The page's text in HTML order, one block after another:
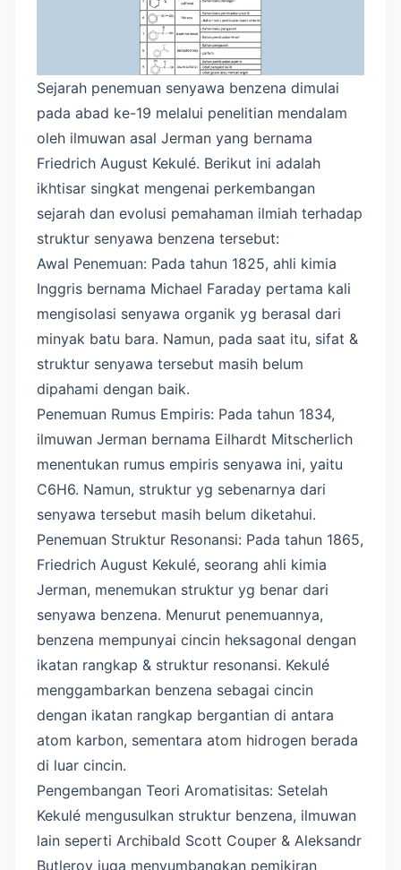
Sejarah penemuan senyawa benzena dimulai
pada abad ke-19 melalui penelitian mendalam
oleh ilmuwan asal Jerman yang bernama
Friedrich August Kekulé. Berikut ini adalah
ikhtisar singkat mengenai perkembangan
sejarah dan evolusi pemahaman ilmiah terhadap
struktur senyawa benzena tersebut:
Awal Penemuan: Pada tahun 1825, ahli kimia
Inggris bernama Michael Faraday pertama kali
mengisolasi senyawa organik yg berasal dari
minyak batu bara. Namun, pada saat itu, sifat &
struktur senyawa tersebut masih belum
dipahami dengan baik.
Penemuan Rumus Empiris: Pada tahun 1834,
ilmuwan Jerman bernama Eilhardt Mitscherlich
menentukan rumus empiris senyawa ini, yaitu
C6H6. Namun, struktur yg sebenarnya dari
senyawa tersebut masih belum diketahui.
Penemuan Struktur Resonansi: Pada tahun 1865,
Friedrich August Kekulé, seorang ahli kimia
Jerman, menemukan struktur yg benar dari
senyawa benzena. Menurut penemuannya,
benzena mempunyai cincin heksagonal dengan
ikatan rangkap & struktur resonansi. Kekulé
menggambarkan benzena sebagai cincin
dengan ikatan rangkap bergantian di antara
atom karbon, sementara atom hidrogen berada
di luar cincin.
Pengembangan Teori Aromatisitas: Setelah
Kekulé mengusulkan struktur benzena, ilmuwan
lain seperti Archibald Scott Couper & Aleksandr
Butlerov juga menyumbangkan pemikiran